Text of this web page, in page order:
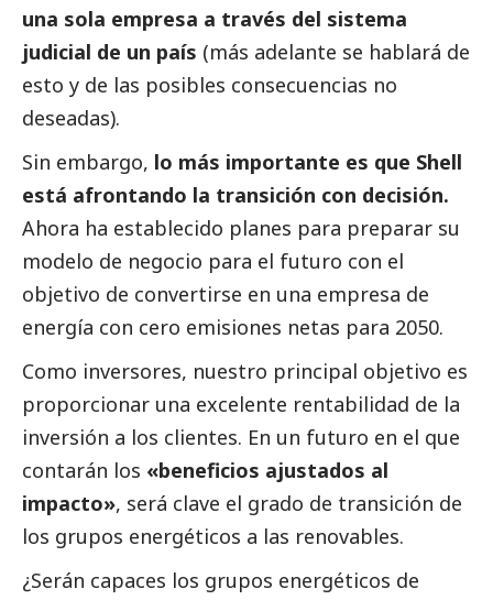
una sola empresa a través del sistema
judicial de un país (más adelante se hablará de
esto y de las posibles consecuencias no
deseadas).
Sin embargo, lo más importante es que Shell
está afrontando la transición con decisión.
Ahora ha establecido planes para preparar su
modelo de negocio para el futuro con el
objetivo de convertirse en una empresa de
energía con cero emisiones netas para 2050.
Como inversores, nuestro principal objetivo es
proporcionar una excelente rentabilidad de la
inversión a los clientes. En un futuro en el que
contarán los «beneficios ajustados al
impacto», será clave el grado de transición de
los grupos energéticos a las renovables.
¿Serán capaces los grupos energéticos de